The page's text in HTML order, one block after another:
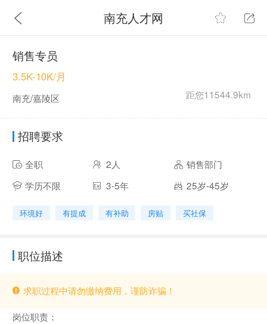
南充人才网
销售专员
距您11544.9km
3.5K-10K/月
南充/嘉陵区
招聘要求
全职 2人
销售部门
学历不限
3-5年 25岁-45岁
环境好 有提成 有补助 房贴 买社保
职位描述
求职过程中请勿缴纳费用，谨防诈骗！
岗位职责：